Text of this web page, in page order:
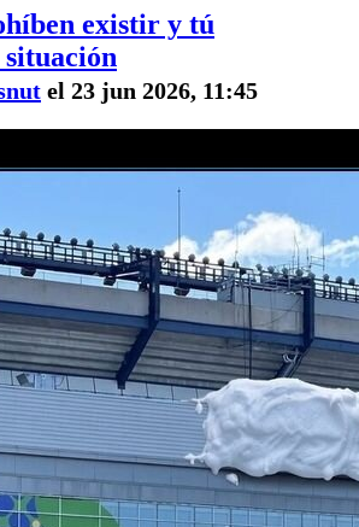
existir y tú
el 23 jun 2026, 11:45